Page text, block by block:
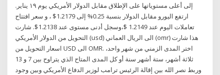
إلى أعلى مستوياتها على الإطلاق مقابل الدولار الأمريكي يوم ١٩ يناير.
ارتفع اليورو مقابل الدولار بنسبة 0.25% إلى 1.2179$ ، و سعر افتتاح
تعاملات اليوم عند 1.2149 $،وسجل أدنى مستوى عند 1.2138$. شارت
التحويل من الدولار الأمريكي (usd) الى الريال العماني (omr) هذا شارت
اسعار التحويل من USD الى OMR. اختر المدى الزمني من شهر واحد،
ثلاثة أشهر، ستة أشهر سنة أو كل المدى المتاح الذي يتراوح بين 7 و 13
وربط نصر الله بين إقالة الرئيس ترامب لوزير الدفاع الأمريكي وبين وجود